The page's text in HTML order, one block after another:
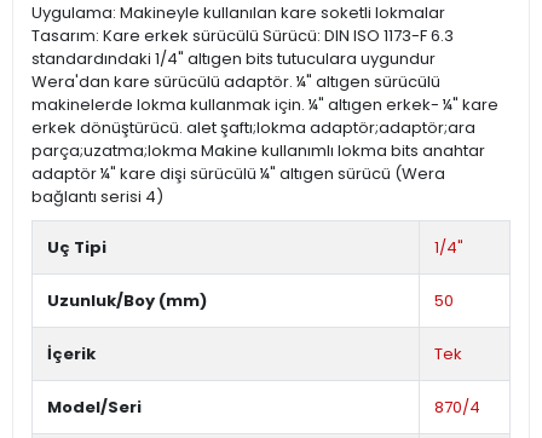
Uygulama: Makineyle kullanılan kare soketli lokmalar
Tasarım: Kare erkek sürücülü Sürücü: DIN ISO 1173-F 6.3
standardındaki 1/4" altıgen bits tutuculara uygundur
Wera'dan kare sürücülü adaptör. ¼" altıgen sürücülü
makinelerde lokma kullanmak için. ¼" altıgen erkek- ¼" kare
erkek dönüştürücü. alet şaftı;lokma adaptör;adaptör;ara
parça;uzatma;lokma Makine kullanımlı lokma bits anahtar
adaptör ¼" kare dişi sürücülü ¼" altıgen sürücü (Wera
bağlantı serisi 4)
Uç Tipi 1/4"
Uzunluk/Boy (mm) 50
İçerik Tek
Model/Seri 870/4